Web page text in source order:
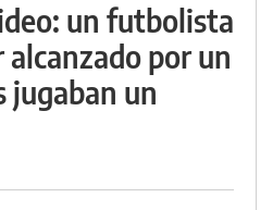
un futbolista
por un
jugaban un